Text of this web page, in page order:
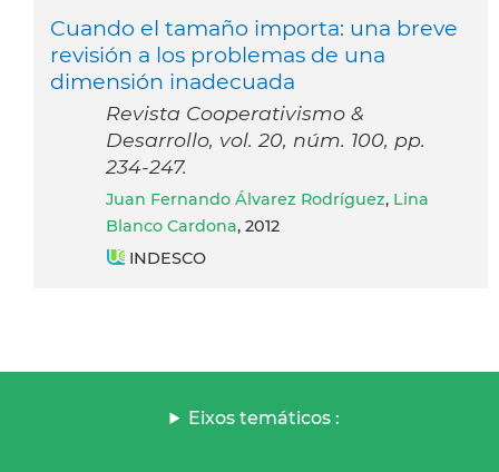
Cuando el tamaño importa: una breve
revisión a los problemas de una
dimensión inadecuada
Revista Cooperativismo &
Desarrollo, vol. 20, núm. 100, pp.
234-247.
Juan Fernando Álvarez Rodríguez, Lina
Blanco Cardona, 2012
INDESCO
Eixos temáticos :